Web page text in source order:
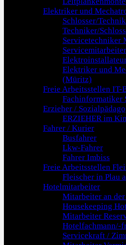
Elektriker und
Schlosser/
Techniker/
Servicetechniker
Servicemitarbeiter
Elektriker und
(Müritz)
Freie Arbeitsstellen IT-
Fachinformatiker
Erzieher /
ERZIEHER im
Fahrer / Kurier
Busfahrer
Lkw-Fahrer
Fahrer Imbiss
Freie Arbeitsstellen
Fleischer in Plau
Hotelmitarbeiter
Mitarbeiter an
Housekeeping
Mitarbeiter
Hotelfachmann/-
Servicekraft /